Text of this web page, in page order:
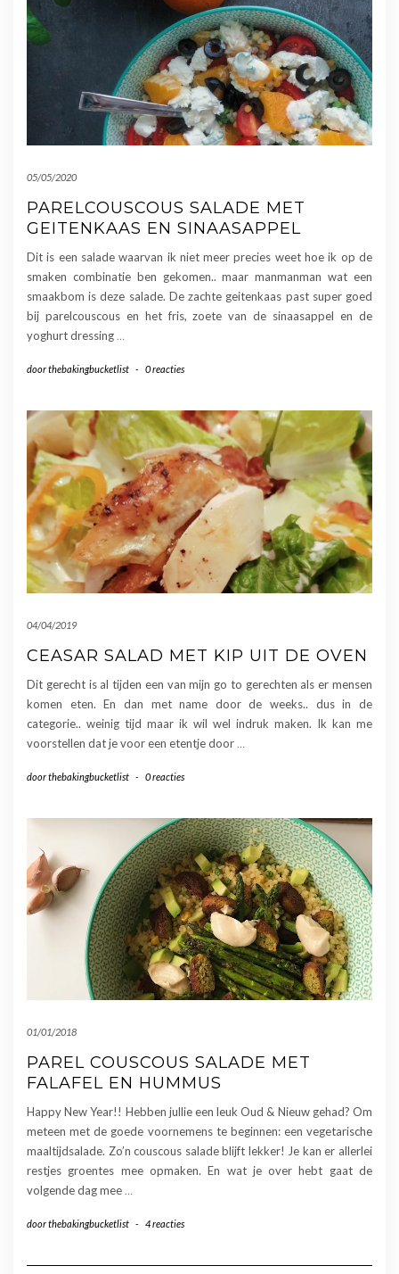
05/05/2020
PARELCOUSCOUS SALADE MET
GEITENKAAS EN SINAASAPPEL
Dit is een salade waarvan ik niet meer precies weet hoe ik op de
smaken combinatie ben gekomen.. maar manmanman wat een
smaakbom is deze salade. De zachte geitenkaas past super goed
bij parelcouscous en het fris, zoete van de sinaasappel en de
yoghurt dressing…
doorthebakingbucketlist - 0 reacties
04/04/2019
CEASAR SALAD MET KIP UIT DE OVEN
Dit gerecht is al tijden een van mijn go to gerechten als er mensen
komen eten. En dan met name door de weeks.. dus in de
categorie.. weinig tijd maar ik wil wel indruk maken. Ik kan me
voorstellen dat je voor een etentje door …
doorthebakingbucketlist - 0 reacties
01/01/2018
PAREL COUSCOUS SALADE MET
FALAFEL EN HUMMUS
Happy New Year!! Hebben jullie een leuk Oud & Nieuw gehad? Om
meteen met de goede voornemens te beginnen: een vegetarische
maaltijdsalade. Zo’n couscous salade blijft lekker! Je kan er allerlei
restjes groentes mee opmaken. En wat je over hebt gaat de
volgende dag mee …
doorthebakingbucketlist - 4 reacties